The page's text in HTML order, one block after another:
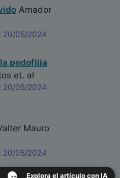
Amador
20/05/2024
pedofilia
et. al
20/05/2024
Mauro
20/05/2024
Explora el artículo con IA